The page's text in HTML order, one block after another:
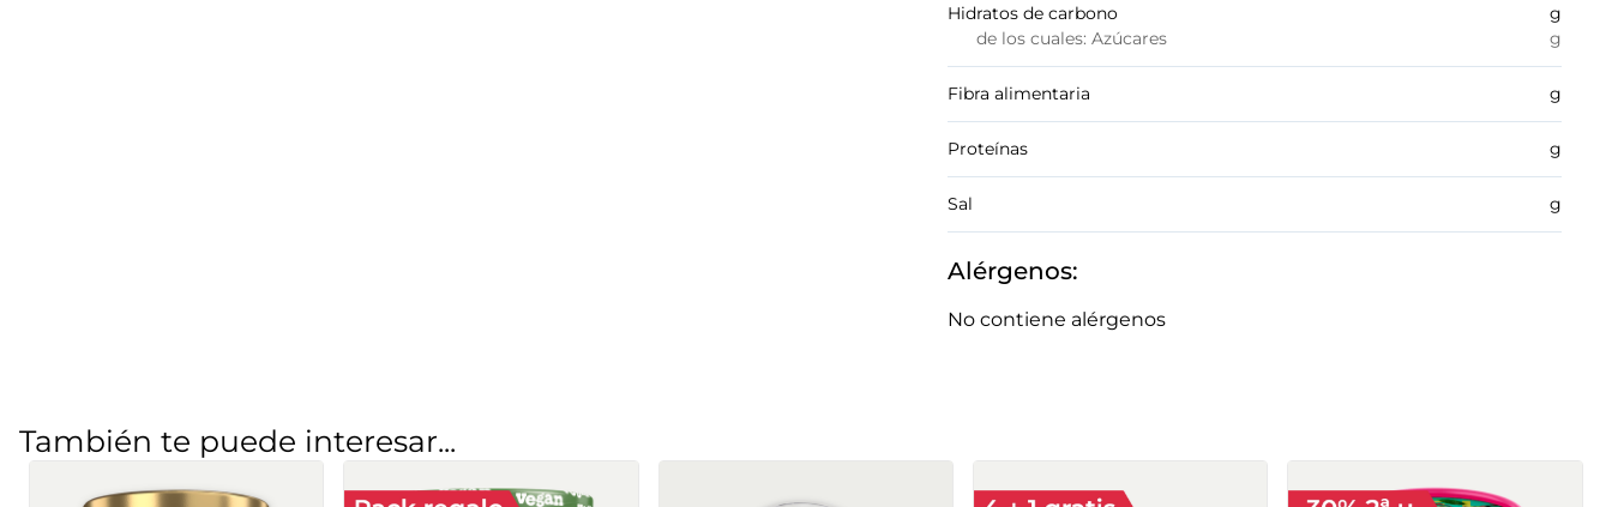
Hidratos de carbono
de los cuales: Azúcares
g
g
Fibra alimentaria g
Proteínas g
Sal g
Alérgenos:
No contiene alérgenos
También te puede interesar...